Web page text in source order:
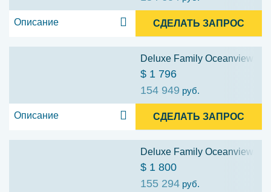
Описание СДЕЛАТЬ ЗАПРОС
Deluxe Family Oceanview
$ 1 796
154 949 руб.
Описание СДЕЛАТЬ ЗАПРОС
Deluxe Family Oceanview
$ 1 800
155 294 руб.